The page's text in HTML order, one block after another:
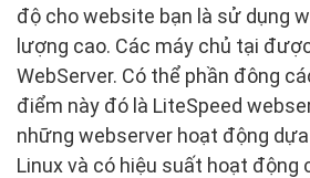
độ cho website bạn là sử dụng
lượng cao. Các máy chủ tại
WebServer. Có thể phần đông
điểm này đó là LiteSpeed
những webserver hoạt động
Linux và có hiệu suất hoạt động